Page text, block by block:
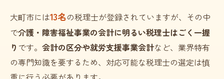
大町市には13名の税理士が登録されていますが、その中
で介護・障害福祉事業の会計に明るい税理士はごく一握
り です。 会計の区分や就労支援事業会計など、業界特有
の専門知識を要するため、対応可能な税理士の選定は慎